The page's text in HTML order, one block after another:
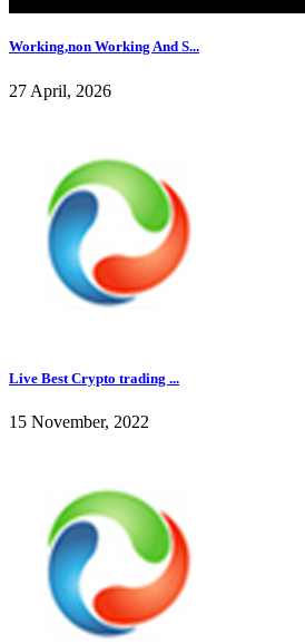
Working,non Working And S...
27 April, 2026
Live Best Crypto trading ...
15 November, 2022